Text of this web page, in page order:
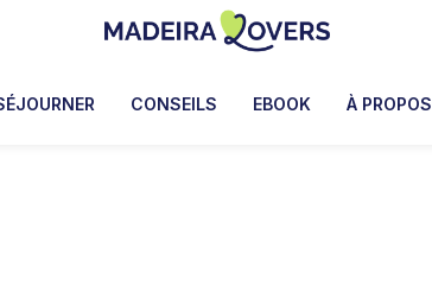
Lovers
réveillerCONSEILS EBOOK À PROPOS